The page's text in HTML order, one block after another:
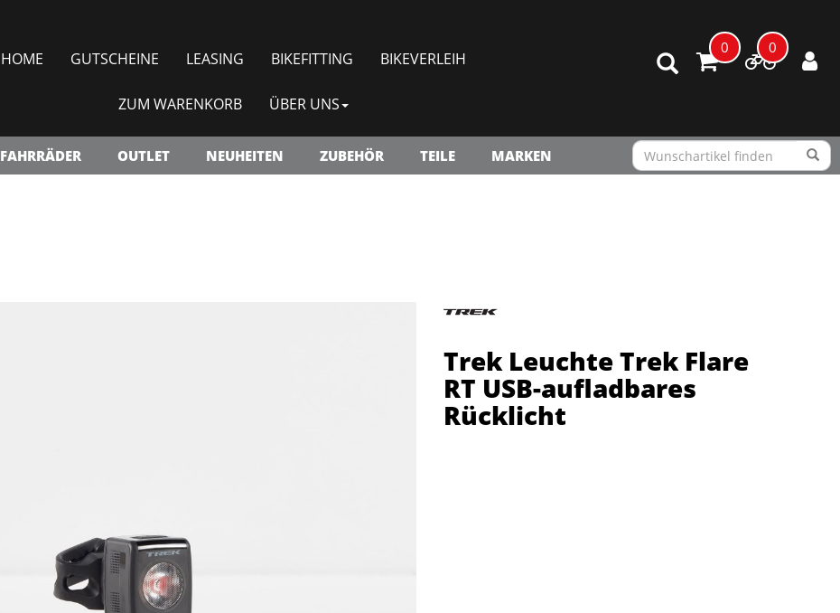
0 0
HOME GUTSCHEINE LEASING BIKEFITTING BIKEVERLEIH
ZUM WARENKORB ÜBER UNS
FAHRRÄDER OUTLET NEUHEITEN ZUBEHÖR TEILE MARKEN
Trek Leuchte Trek Flare
RT USB-aufladbares
Rücklicht